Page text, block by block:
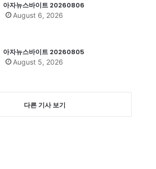
아자뉴스바이트 20260806
August 6, 2026
아자뉴스바이트 20260805
August 5, 2026
다른 기사 보기